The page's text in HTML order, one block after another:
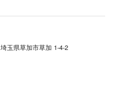
埼玉県草加市草加 1-4-2